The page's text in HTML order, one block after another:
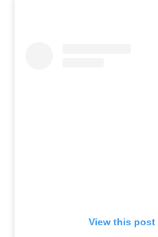
View this post